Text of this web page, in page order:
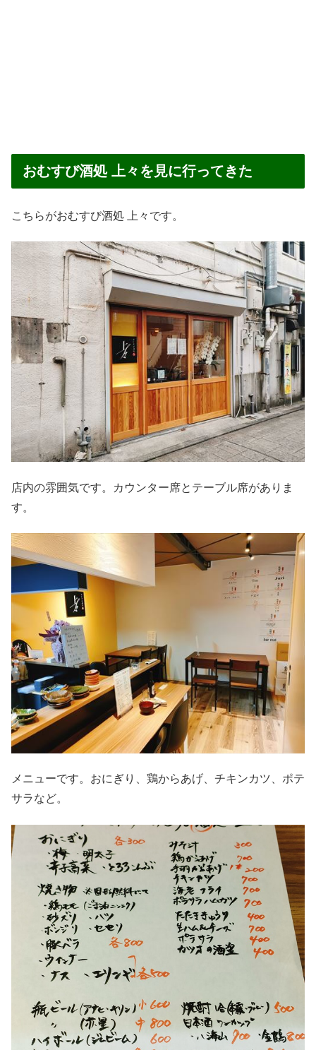
おむすび酒処 上々を見に行ってきた
こちらがおむすび酒処 上々です。
店内の雰囲気です。カウンター席とテーブル席がありま
す。
メニューです。おにぎり、鶏からあげ、チキンカツ、ポテ
サラなど。